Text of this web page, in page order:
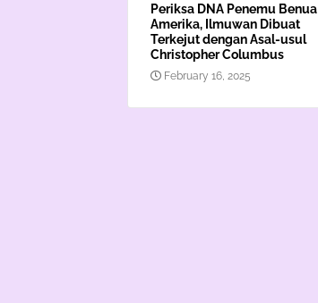
Periksa DNA Penemu Benua
Amerika, Ilmuwan Dibuat
Terkejut dengan Asal-usul
Christopher Columbus
February 16, 2025